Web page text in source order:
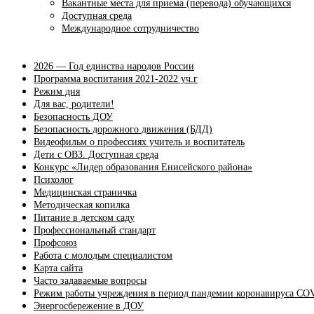
Вакантные места для приема (перевода) обучающихся
Доступная среда
Международное сотрудничество
2026 — Год единства народов России
Программа воспитания 2021-2022 уч.г
Режим дня
Для вас, родители!
Безопасность ДОУ
Безопасность дорожного движения (БДД)
Видеофильм о профессиях учитель и воспитатель
Дети с ОВЗ. Доступная среда
Конкурс «Лидер образования Енисейского района»
Психолог
Медицинская страничка
Методическая копилка
Питание в детском саду
Профессиональный стандарт
Профсоюз
Работа с молодым специалистом
Карта сайта
Часто задаваемые вопросы
Режим работы учреждения в период пандемии коронавируса
Энергосбережение в ДОУ